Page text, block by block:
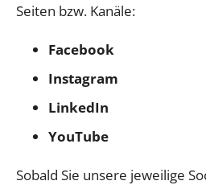
Seiten bzw. Kanäle:
Facebook
Instagram
LinkedIn
YouTube
Sobald Sie unsere jeweilige